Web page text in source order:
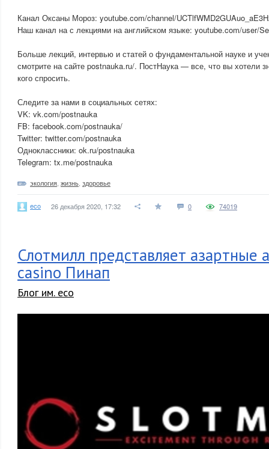
Канал Оксаны Мороз: youtube.com/channel/
Наш канал на с лекциями на английском языке: youtube.com/user/
Больше лекций, интервью и статей о фундаментальной науке и
смотрите на сайте postnauka.ru/. ПостНаука — все, что вы хотели
кого спросить.
Следите за нами в социальных сетях:
VK: vk.com/postnauka
FB: facebook.com/postnauka/
Twitter: twitter.com/postnauka
Одноклассники: ok.ru/postnauka
Telegram: tx.me/postnauka
экология жизнь здоровье
eco 26 декабря 2020, 17:32 0 74019
Слотмилл представляет азартные
casino Пинап
Блог им. eco